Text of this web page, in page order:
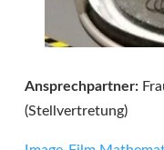
Ansprechpartner:
(Stellvertretung)